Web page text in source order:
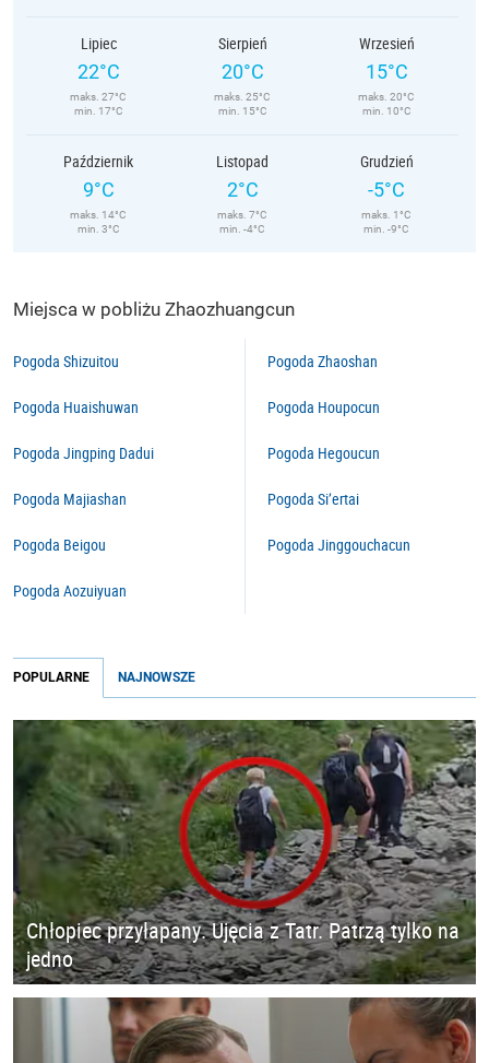
Lipiec
22°C
maks. 27°C
min. 17°C
Sierpień
20°C
maks. 25°C
min. 15°C
Wrzesień
15°C
maks. 20°C
min. 10°C
Październik
9°C
maks. 14°C
min. 3°C
Listopad
2°C
maks. 7°C
min. -4°C
Grudzień
-5°C
maks. 1°C
min. -9°C
Miejsca w pobliżu Zhaozhuangcun
Pogoda Shizuitou
Pogoda Huaishuwan
Pogoda Jingping Dadui
Pogoda Majiashan
Pogoda Beigou
Pogoda Aozuiyuan
Pogoda Zhaoshan
Pogoda Houpocun
Pogoda Hegoucun
Pogoda Si’ertai
Pogoda Jinggouchacun
POPULARNE NAJNOWSZE
Chłopiec przyłapany. Ujęcia z Tatr. Patrzą tylko na
jedno